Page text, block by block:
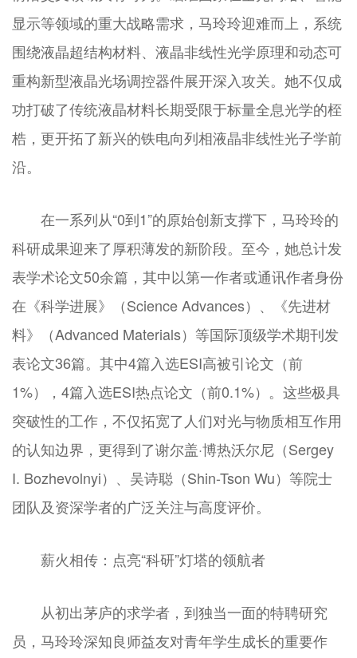
显示等领域的重大战略需求，马玲玲迎难而上，系统
围绕液晶超结构材料、液晶非线性光学原理和动态可
重构新型液晶光场调控器件展开深入攻关。她不仅成
功打破了传统液晶材料长期受限于标量全息光学的桎
梏，更开拓了新兴的铁电向列相液晶非线性光子学前
沿。
在一系列从“0到1”的原始创新支撑下，马玲玲的
科研成果迎来了厚积薄发的新阶段。至今，她总计发
表学术论文50余篇，其中以第一作者或通讯作者身份
在《科学进展》（Science Advances）、《先进材
料》（Advanced Materials）等国际顶级学术期刊发
表论文36篇。其中4篇入选ESI高被引论文（前
1%），4篇入选ESI热点论文（前0.1%）。这些极具
突破性的工作，不仅拓宽了人们对光与物质相互作用
的认知边界，更得到了谢尔盖·博热沃尔尼（Sergey
I. Bozhevolnyi）、吴诗聪（Shin-Tson Wu）等院士
团队及资深学者的广泛关注与高度评价。
薪火相传：点亮“科研”灯塔的领航者
从初出茅庐的求学者，到独当一面的特聘研究
员，马玲玲深知良师益友对青年学生成长的重要作